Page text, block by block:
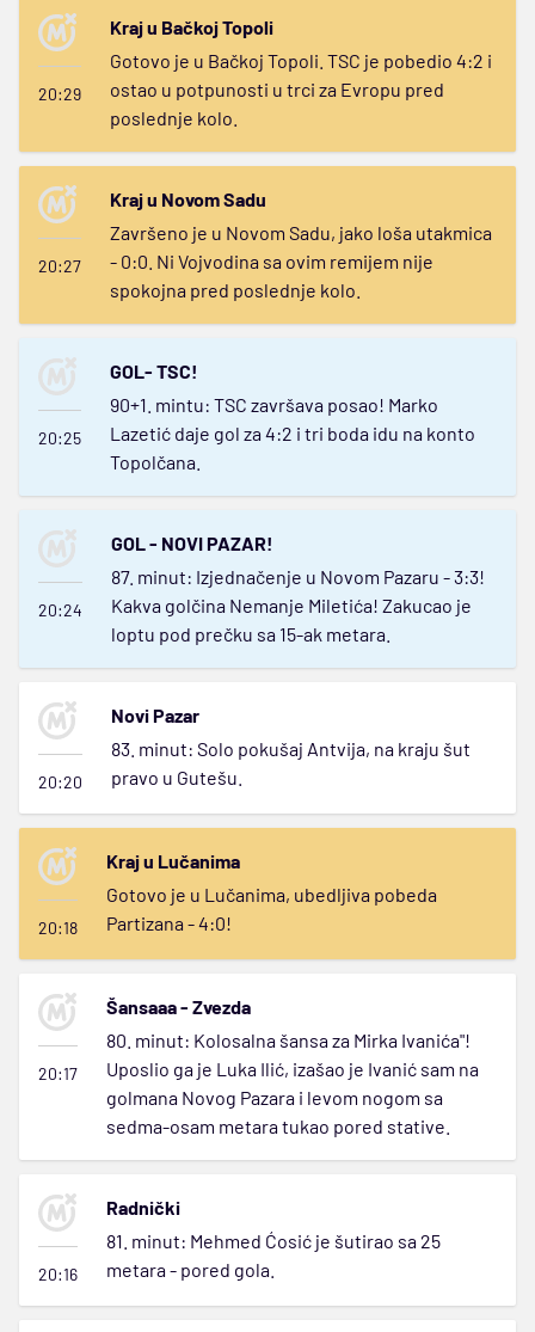
20:29
Kraj u Bačkoj Topoli
Gotovo je u Bačkoj Topoli. TSC je pobedio 4:2 i
ostao u potpunosti u trci za Evropu pred
poslednje kolo.
20:27
Kraj u Novom Sadu
Završeno je u Novom Sadu, jako loša utakmica
- 0:0. Ni Vojvodina sa ovim remijem nije
spokojna pred poslednje kolo.
20:25
GOL- TSC!
90+1. mintu: TSC završava posao! Marko
Lazetić daje gol za 4:2 i tri boda idu na konto
Topolčana.
20:24
GOL - NOVI PAZAR!
87. minut: Izjednačenje u Novom Pazaru - 3:3!
Kakva golčina Nemanje Miletića! Zakucao je
loptu pod prečku sa 15-ak metara.
20:20
Novi Pazar
83. minut: Solo pokušaj Antvija, na kraju šut
pravo u Gutešu.
20:18
Kraj u Lučanima
Gotovo je u Lučanima, ubedljiva pobeda
Partizana - 4:0!
20:17
Šansaaa - Zvezda
80. minut: Kolosalna šansa za Mirka Ivanića"!
Uposlio ga je Luka Ilić, izašao je Ivanić sam na
golmana Novog Pazara i levom nogom sa
sedma-osam metara tukao pored stative.
20:16
Radnički
81. minut: Mehmed Ćosić je šutirao sa 25
metara - pored gola.